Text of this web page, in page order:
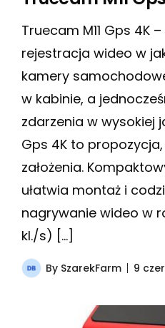
Truecam M11 Gps 4K
rejestracja wideo w
kamery
w kabinie, a
zdarzenia w wysokiej
Gps 4K to
założenia.
ułatwia montaż i
nagrywanie wideo w
kl./s) […]
By SzarekFarm 9